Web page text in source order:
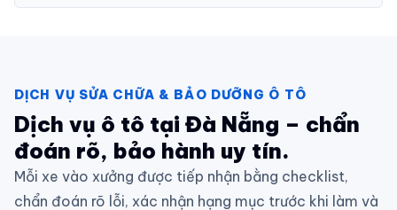
DỊCH VỤ SỬA CHỮA & BẢO DƯỠNG Ô TÔ
Dịch vụ ô tô tại Đà Nẵng – chẩn
đoán rõ, bảo hành uy tín.
Mỗi xe vào xưởng được tiếp nhận bằng checklist,
chẩn đoán rõ lỗi, xác nhận hạng mục trước khi làm và